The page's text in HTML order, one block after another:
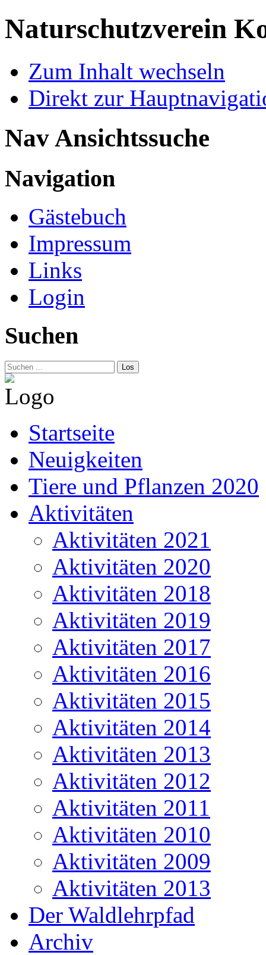
Naturschutzverein
Zum Inhalt wechseln
Direkt zur
Nav Ansichtssuche
Navigation
Gästebuch
Impressum
Links
Login
Suchen
Los
Startseite
Neuigkeiten
Tiere und Pflanzen 2020
Aktivitäten
Aktivitäten 2021
Aktivitäten 2020
Aktivitäten 2018
Aktivitäten 2019
Aktivitäten 2017
Aktivitäten 2016
Aktivitäten 2015
Aktivitäten 2014
Aktivitäten 2013
Aktivitäten 2012
Aktivitäten 2011
Aktivitäten 2010
Aktivitäten 2009
Aktivitäten 2013
Der Waldlehrpfad
Archiv